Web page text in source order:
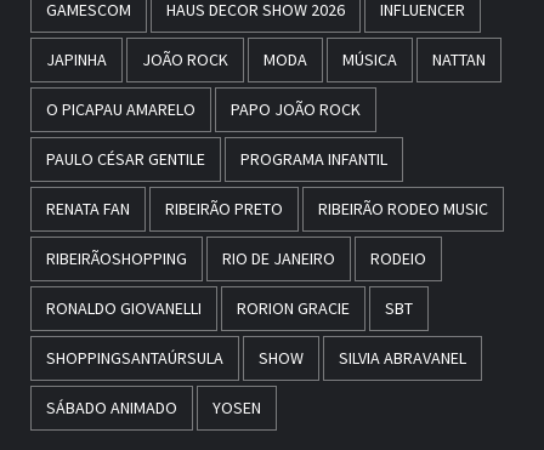
GAMESCOM HAUS DECOR SHOW 2026 INFLUENCER
JAPINHA JOÃO ROCK MODA MÚSICA NATTAN
O PICAPAU AMARELO PAPO JOÃO ROCK
PAULO CÉSAR GENTILE PROGRAMA INFANTIL
RENATA FAN RIBEIRÃO PRETO RIBEIRÃO RODEO MUSIC
RIBEIRÃOSHOPPING RIO DE JANEIRO RODEIO
RONALDO GIOVANELLI RORION GRACIE SBT
SHOPPINGSANTAÚRSULA SHOW SILVIA ABRAVANEL
SÁBADO ANIMADO YOSEN